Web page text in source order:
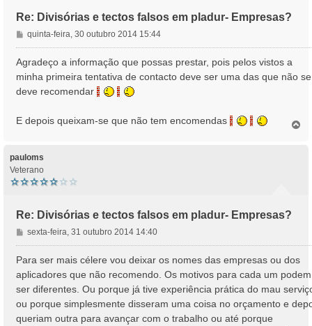
Re: Divisórias e tectos falsos em pladur- Empresas?
M
e
n
s
g
m
quinta-feira, 30 outubro 2014 15:44
Agradeço a informação que possas prestar, pois pelos vistos a
minha primeira tentativa de contacto deve ser uma das que não se
deve recomendar
E depois queixam-se que não tem encomendas
pauloms
Veterano
Re: Divisórias e tectos falsos em pladur- Empresas?
M
e
n
s
g
e
m
sexta-feira, 31 outubro 2014 14:40
Para ser mais célere vou deixar os nomes das empresas ou dos
aplicadores que não recomendo. Os motivos para cada um podem
ser diferentes. Ou porque já tive experiência prática do mau
ou porque simplesmente disseram uma coisa no orçamento e
queriam outra para avançar com o trabalho ou até porque